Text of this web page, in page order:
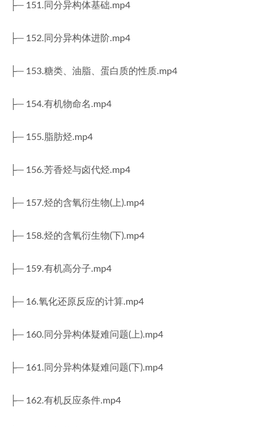
├─ 151.同分异构体基础.mp4
├─ 152.同分异构体进阶.mp4
├─ 153.糖类、油脂、蛋白质的性质.mp4
├─ 154.有机物命名.mp4
├─ 155.脂肪烃.mp4
├─ 156.芳香烃与卤代烃.mp4
├─ 157.烃的含氧衍生物(上).mp4
├─ 158.烃的含氧衍生物(下).mp4
├─ 159.有机高分子.mp4
├─ 16.氧化还原反应的计算.mp4
├─ 160.同分异构体疑难问题(上).mp4
├─ 161.同分异构体疑难问题(下).mp4
├─ 162.有机反应条件.mp4